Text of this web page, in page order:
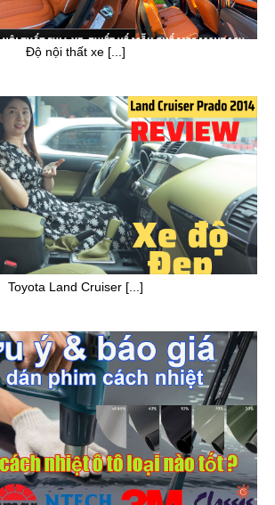
Độ nội thất xe [...]
Toyota Land Cruiser [...]